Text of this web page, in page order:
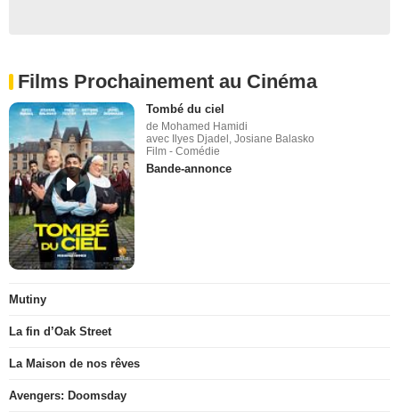
Films Prochainement au Cinéma
Tombé du ciel
de Mohamed Hamidi
avec Ilyes Djadel, Josiane Balasko
Film - Comédie
Bande-annonce
Mutiny
La fin d’Oak Street
La Maison de nos rêves
Avengers: Doomsday